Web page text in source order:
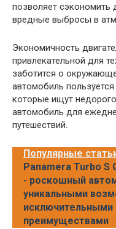
позволяет сэкономить
вредные выбросы в
Экономичность
привлекательной для
заботится о
автомобиль
которые ищут
автомобиль для
путешествий.
Популярные
Panamera Turbo S
- роскошный
уникальными
исключительными
преимуществами